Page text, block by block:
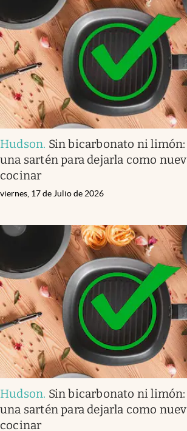
Infotechnology
Clase
Clima
Mundial 2026
Eventos Corporativos
El Cronista Studio
Mediakit
abre en nueva pestaña
Hudson. Sin bicarbonato ni
una sartén para dejarla como
cocinar
viernes, 17 de Julio de 2026
Hudson. Sin bicarbonato ni
una sartén para dejarla como
cocinar